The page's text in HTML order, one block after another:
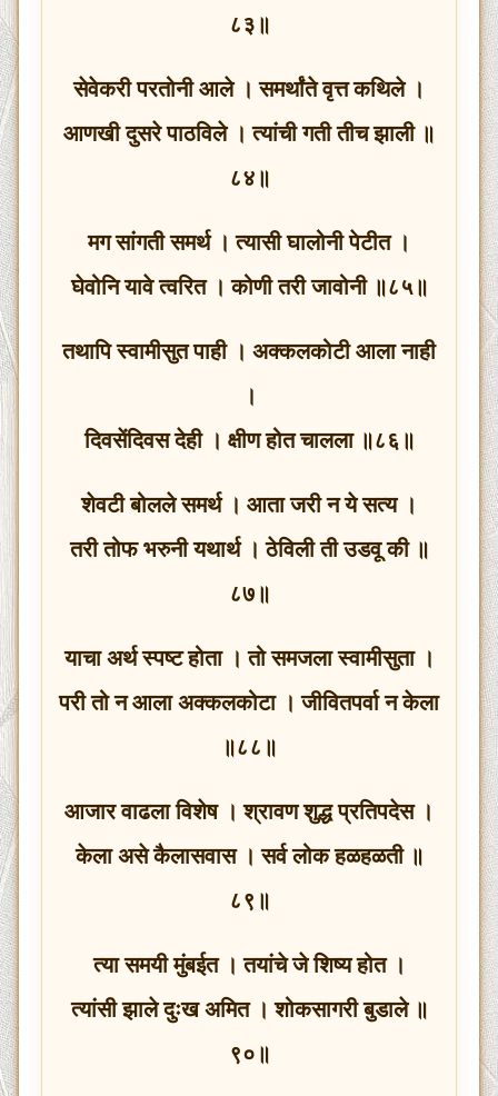
८३॥
सेवेकरी परतोनी आले । समर्थांते वृत्त कथिले ।
आणखी दुसरे पाठविले । त्यांची गती तीच झाली ॥
८४॥
मग सांगती समर्थ । त्यासी घालोनी पेटीत ।
घेवोनि यावे त्वरित । कोणी तरी जावोनी ॥८५॥
तथापि स्वामीसुत पाही । अक्कलकोटी आला नाही
।
दिवसेंदिवस देही । क्षीण होत चालला ॥८६॥
शेवटी बोलले समर्थ । आता जरी न ये सत्य ।
तरी तोफ भरुनी यथार्थ । ठेविली ती उडवू की ॥
८७॥
याचा अर्थ स्पष्ट होता । तो समजला स्वामीसुता ।
परी तो न आला अक्कलकोटा । जीवितपर्वा न केला
॥८८॥
आजार वाढला विशेष । श्रावण शुद्ध प्रतिपदेस ।
केला असे कैलासवास । सर्व लोक हळहळती ॥
८९॥
त्या समयी मुंबईत । तयांचे जे शिष्य होत ।
त्यांसी झाले दुःख अमित । शोकसागरी बुडाले ॥
९०॥